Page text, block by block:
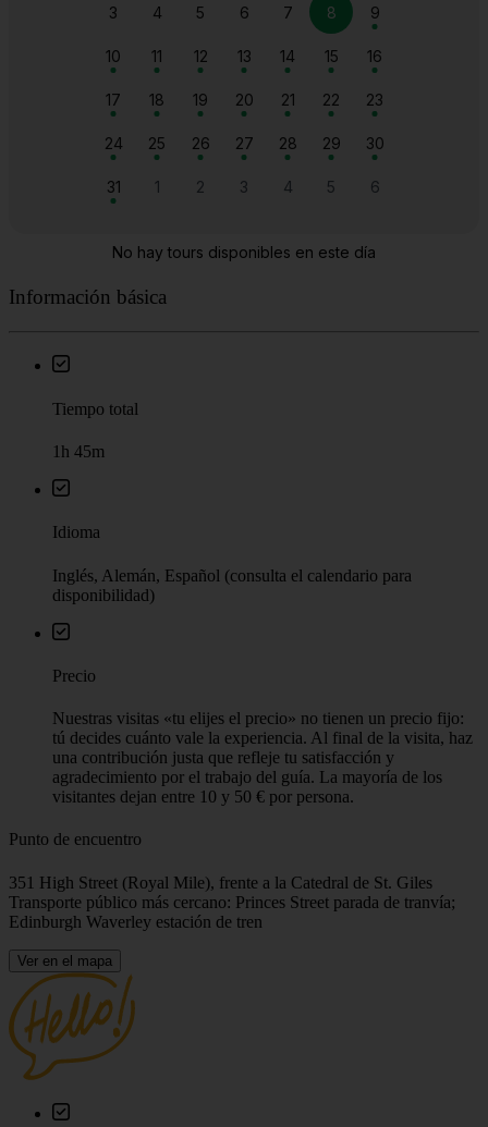
Tiempo total
Idioma
disponibilidad)
Precio
tú decides cuánto vale la experiencia. Al final de la visita, haz
una contribución justa que refleje tu satisfacción y